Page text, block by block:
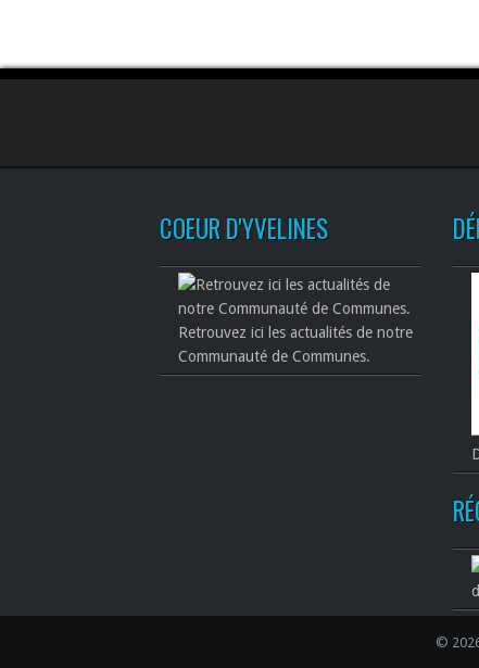
COEUR D'YVELINES
Retrouvez ici les actualités de notre
Communauté de Communes.
©